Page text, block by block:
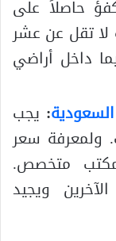
حاصلاً على
لا تقل عن عشر
داخل أراضي
: يجب
ولمعرفة سعر
متخصص.
ويجيد